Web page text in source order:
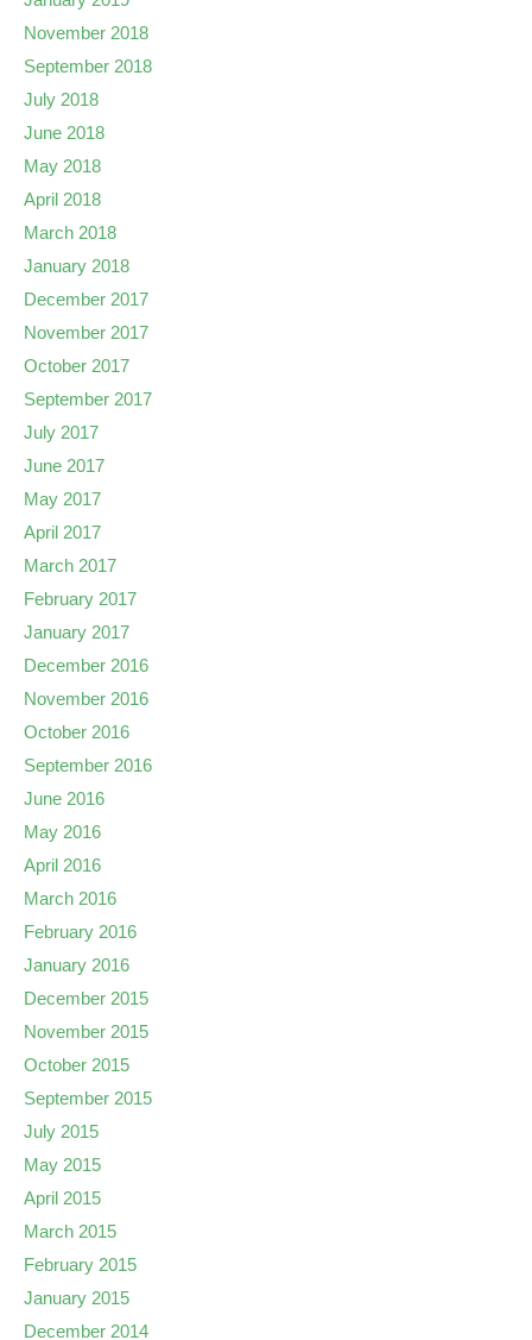
November 2018
September 2018
July 2018
June 2018
May 2018
April 2018
March 2018
January 2018
December 2017
November 2017
October 2017
September 2017
July 2017
June 2017
May 2017
April 2017
March 2017
February 2017
January 2017
December 2016
November 2016
October 2016
September 2016
June 2016
May 2016
April 2016
March 2016
February 2016
January 2016
December 2015
November 2015
October 2015
September 2015
July 2015
May 2015
April 2015
March 2015
February 2015
January 2015
December 2014